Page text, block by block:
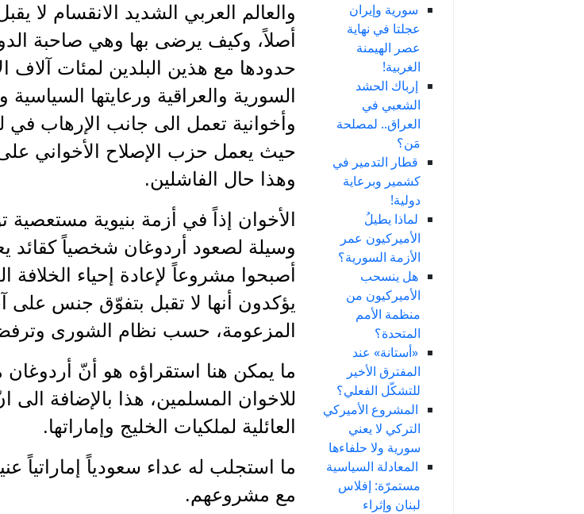
سورية وإيران
عجلتا في نهاية
عصر الهيمنة
الغربية!
إرباك الحشد
الشعبي في
العراق.. لمصلحة
مَن؟
قطار التدمير في
كشمير وبرعاية
دولية!
لماذا يطيلُ
الأميركيون عمر
الأزمة السورية؟
هل ينسحب
الأميركيون من
منظمة الأمم
المتحدة؟
«أستانة» عند
المفترق الأخير
للتشكّل الفعلي؟
المشروع الأميركي
التركي لا يعني
سورية ولا حلفاءها
المعادلة السياسية
مستمرّة: إفلاس
لبنان وإثراء
والعالم العربي الشديد الانقسام لا
أصلاً، وكيف يرضى بها وهي صاحبة
حدودها مع هذين البلدين لمئات آلاف
السورية والعراقية ورعايتها
وأخوانية تعمل الى جانب الإرهاب في
حيث يعمل حزب الإصلاح الأخواني
وهذا حال الفاشلين.
الأخوان إذاً في أزمة بنيوية
وسيلة لصعود أردوغان شخصياً كقائد
أصبحوا مشروعاً لإعادة إحياء الخلافة
يؤكدون أنها لا تقبل بتفوّق جنس على
المزعومة، حسب نظام الشورى
ما يمكن هنا استقراؤه هو أنّ
للاخوان المسلمين، هذا بالإضافة
العائلية لملكيات الخليج وإماراتها.
ما استجلب له عداء سعودياً إماراتياً
مع مشروعهم.